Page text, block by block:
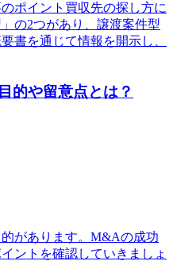
ポイント買収先の探し方に
の2つがあり、譲渡案件型
書を通じて情報を開示し、
的や留意点とは？
があります。M&Aの成功
ントを確認していきましょ